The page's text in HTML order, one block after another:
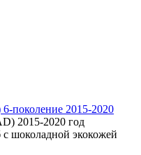
поколение 2015-2020
2015-2020 год
с шоколадной экокожей